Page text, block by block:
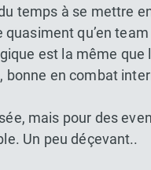
temps à se mettre
quasiment qu’en
est la même que
bonne en combat
mais pour des
Un peu déçevant..